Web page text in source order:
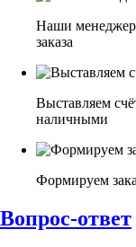
Наши
заказа
Выставляем
наличными
Формируем
Вопрос-ответ